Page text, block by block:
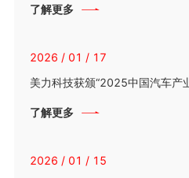
了解更多
2026 / 01 / 17
美力科技获颁“2025中国汽车产
了解更多
2026 / 01 / 15